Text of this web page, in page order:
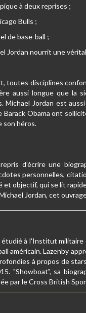
à deux reprises ;
Bulls ;
de base-ball ;
Jordan nourrit une
toutes disciplines
aussi longue que la
Jordan est
Obama ont
son héros.
d’écrire une
personnelles,
et objectif, qui se lit
Jordan, cet
étudié à l'Institut
américain. Lazenby
à propos de
"Showboat", sa
par le Cross British